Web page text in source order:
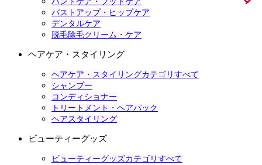
バストアップ・ヒップケア
デンタルケア
脱毛除毛クリーム・ケア
ヘアケア・スタイリング
ヘアケア・スタイリングカテゴリすべて
シャンプー
コンディショナー
トリートメント・ヘアパック
ヘアスタイリング
ビューティーグッズ
ビューティーグッズカテゴリすべて